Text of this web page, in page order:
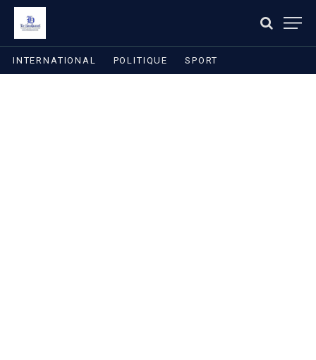
INTERNATIONAL POLITIQUE SPORT